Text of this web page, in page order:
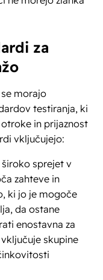
za
morajo
testiranja, ki
in prijaznost
vključujejo:
sprejet v
zahteve in
ki jo je mogoče
da ostane
enostavna za
skupine